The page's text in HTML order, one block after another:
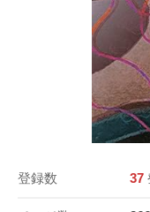
登録数 37